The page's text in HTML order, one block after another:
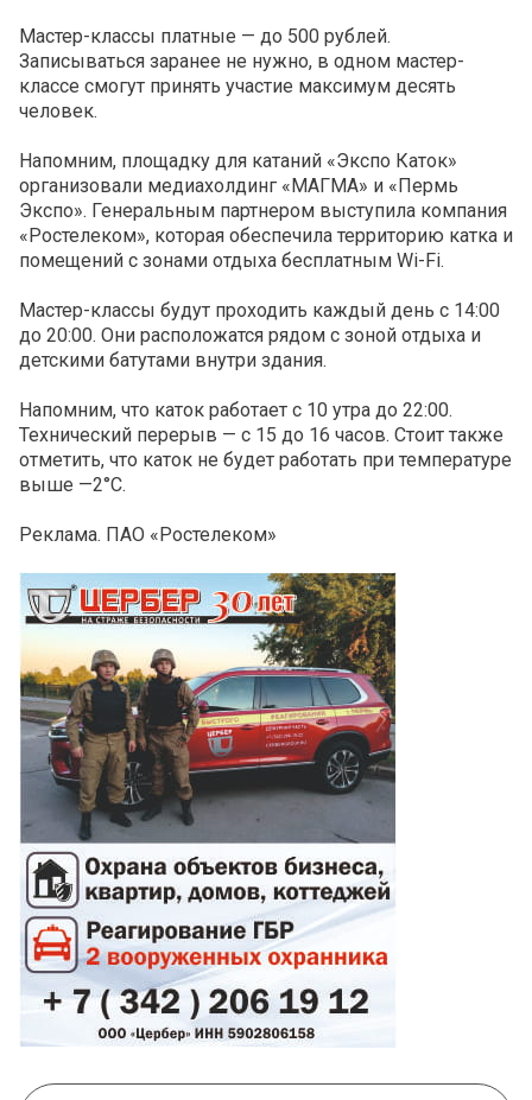
Мастер-классы платные — до 500 рублей.
Записываться заранее не нужно, в одном мастер-
классе смогут принять участие максимум десять
человек.
Напомним, площадку для катаний «Экспо Каток»
организовали медиахолдинг «МАГМА» и «Пермь
Экспо». Генеральным партнером выступила компания
«Ростелеком», которая обеспечила территорию катка и
помещений с зонами отдыха бесплатным Wi-Fi.
Мастер-классы будут проходить каждый день с 14:00
до 20:00. Они расположатся рядом с зоной отдыха и
детскими батутами внутри здания.
Напомним, что каток работает с 10 утра до 22:00.
Технический перерыв — с 15 до 16 часов. Стоит также
отметить, что каток не будет работать при температуре
выше —2°С.
Реклама. ПАО «Ростелеком»